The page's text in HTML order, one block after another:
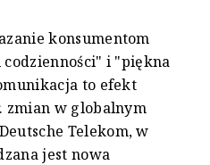
konsumentom
i "piękna
to efekt
zmian w globalnym
Telekom, w
jest nowa